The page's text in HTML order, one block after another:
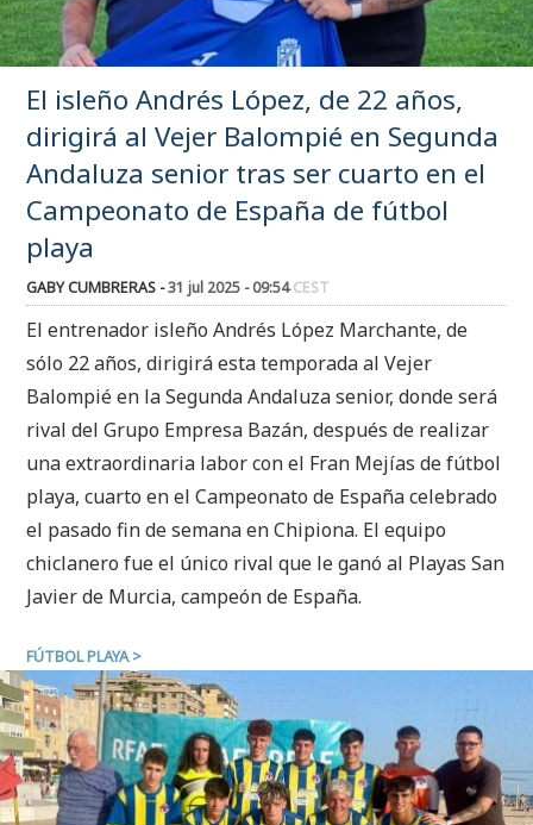
El isleño Andrés López, de 22 años,
dirigirá al Vejer Balompié en Segunda
Andaluza senior tras ser cuarto en el
Campeonato de España de fútbol
playa
GABY CUMBRERAS -31 jul 2025 - 09:54CEST
El entrenador isleño Andrés López Marchante, de
sólo 22 años, dirigirá esta temporada al Vejer
Balompié en la Segunda Andaluza senior, donde será
rival del Grupo Empresa Bazán, después de realizar
una extraordinaria labor con el Fran Mejías de fútbol
playa, cuarto en el Campeonato de España celebrado
el pasado fin de semana en Chipiona. El equipo
chiclanero fue el único rival que le ganó al Playas San
Javier de Murcia, campeón de España.
FÚTBOL PLAYA>